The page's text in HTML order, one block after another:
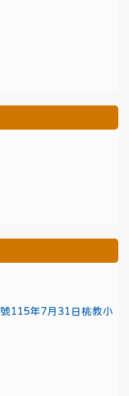
115年7月31日桃教小